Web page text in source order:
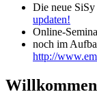
Die neue
updaten!
Online-
noch im
http://
Willkommen